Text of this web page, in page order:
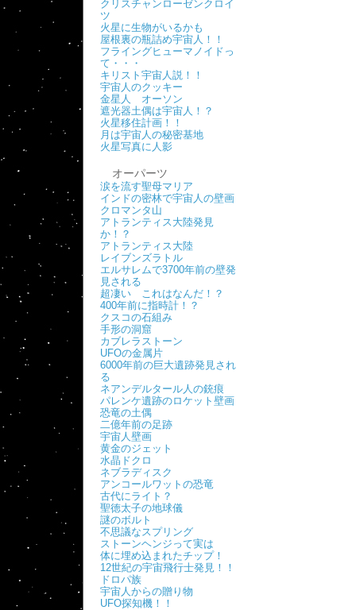
クリスチャンローゼンクロイ
ツ
火星に生物がいるかも
屋根裏の瓶詰め宇宙人！！
フライングヒューマノイドっ
て・・・
キリスト宇宙人説！！
宇宙人のクッキー
金星人 オーソン
遮光器土偶は宇宙人！？
火星移住計画！！
月は宇宙人の秘密基地
火星写真に人影
オーパーツ
涙を流す聖母マリア
インドの密林で宇宙人の壁画
クロマンタ山
アトランティス大陸発見
か！？
アトランティス大陸
レイブンズラトル
エルサレムで3700年前の壁発
見される
超凄い これはなんだ！？
400年前に指時計！？
クスコの石組み
手形の洞窟
カブレラストーン
UFOの金属片
6000年前の巨大遺跡発見され
る
ネアンデルタール人の銃痕
パレンケ遺跡のロケット壁画
恐竜の土偶
二億年前の足跡
宇宙人壁画
黄金のジェット
水晶ドクロ
ネブラディスク
アンコールワットの恐竜
古代にライト？
聖徳太子の地球儀
謎のボルト
不思議なスプリング
ストーンヘンジって実は
体に埋め込まれたチップ！
12世紀の宇宙飛行士発見！！
ドロパ族
宇宙人からの贈り物
UFO探知機！！